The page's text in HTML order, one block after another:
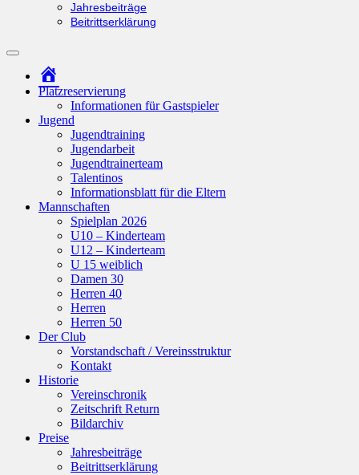
Jahresbeiträge
Beitrittserklärung
Suchfeld
ein-/ausblenden
Platzreservierung
Informationen für Gastspieler
Jugend
Jugendtraining
Jugendarbeit
Jugendtrainerteam
Talentinos
Informationsblatt für die Eltern
Mannschaften
Spielplan 2026
U10 – Kinderteam
U12 – Kinderteam
U 15 weiblich
Damen 30
Herren 40
Herren
Herren 50
Der Club
Vorstandschaft / Vereinsstruktur
Kontakt
Historie
Vereinschronik
Zeitschrift Return
Bildarchiv
Preise
Jahresbeiträge
Beitrittserklärung